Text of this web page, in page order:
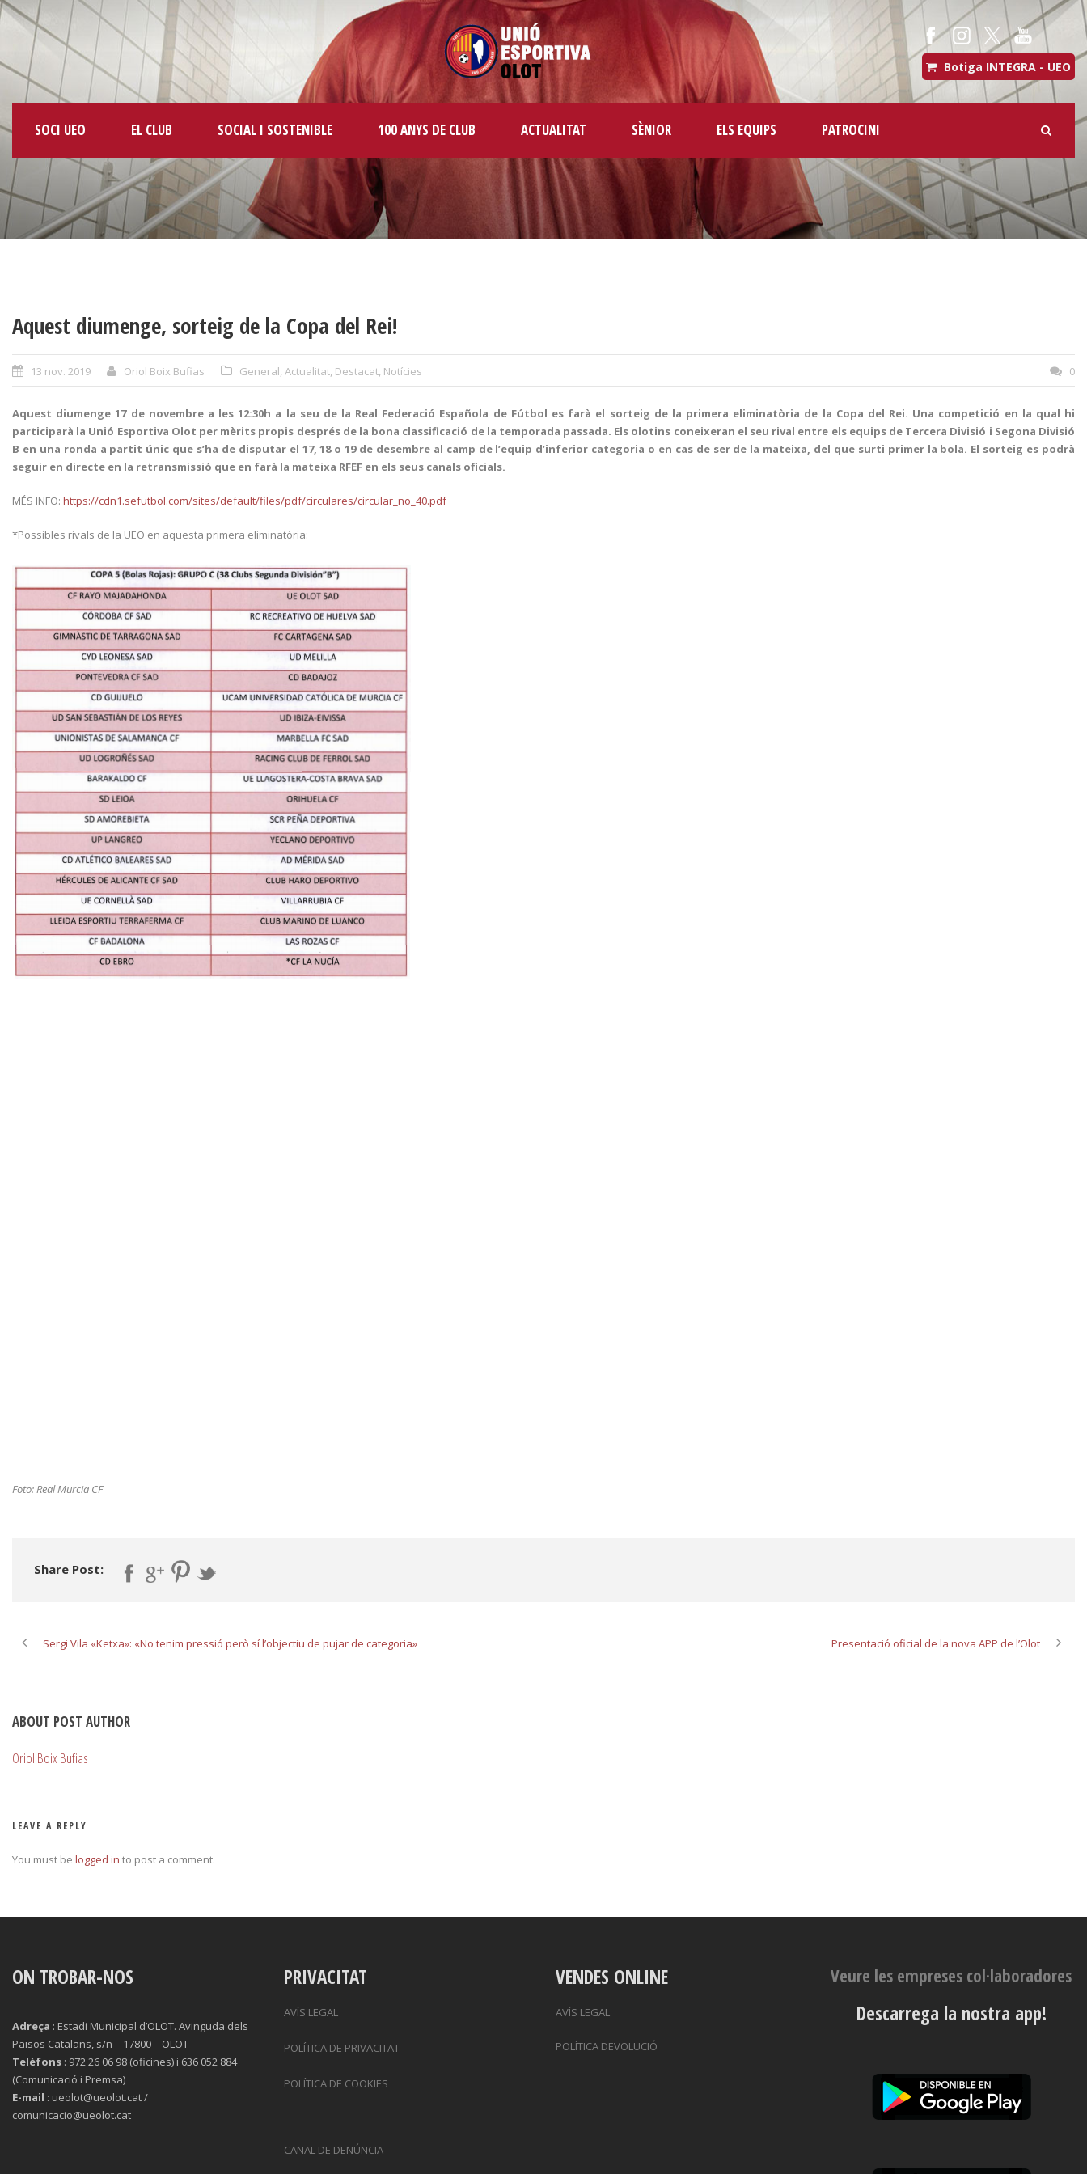
Botiga INTEGRA - UEO
SOCI UEO EL CLUB SOCIAL I SOSTENIBLE 100 ANYS DE CLUB ACTUALITAT SÈNIOR ELS EQUIPS PATROCINI
Aquest diumenge, sorteig de la Copa del Rei!
13 nov. 2019 Oriol Boix Bufias General Actualitat Destacat Notícies 0
Aquest diumenge 17 de novembre a les 12:30h a la seu de la Real Federació Española de Fútbol es farà el sorteig de la primera eliminatòria de la Copa del Rei. Una competició en la qual hi
participarà la Unió Esportiva Olot per mèrits propis després de la bona classificació de la temporada passada. Els olotins coneixeran el seu rival entre els equips de Tercera Divisió i Segona Divisió
B en una ronda a partit únic que s’ha de disputar el 17, 18 o 19 de desembre al camp de l’equip d’inferior categoria o en cas de ser de la mateixa, del que surti primer la bola. El sorteig es podrà
seguir en directe en la retransmissió que en farà la mateixa RFEF en els seus canals oficials.
MÉS INFO: https://cdn1.sefutbol.com/sites/default/files/pdf/circulares/circular_no_40.pdf
*Possibles rivals de la UEO en aquesta primera eliminatòria:
Foto: Real Murcia CF
Share Post:
Sergi Vila «Ketxa»: «No tenim pressió però sí l’objectiu de pujar de categoria» Presentació oficial de la nova APP de l’Olot
ABOUT POST AUTHOR
Oriol Boix Bufias
LEAVE A REPLY
You must be logged in to post a comment.
ON TROBAR-NOS
Adreça : Estadi Municipal d’OLOT. Avinguda dels
Països Catalans, s/n – 17800 – OLOT
Telèfons : 972 26 06 98 (oficines) i 636 052 884
(Comunicació i Premsa)
E-mail : ueolot@ueolot.cat /
comunicacio@ueolot.cat
PRIVACITAT
AVÍS LEGAL
POLÍTICA DE PRIVACITAT
POLÍTICA DE COOKIES
CANAL DE DENÚNCIA
VENDES ONLINE
AVÍS LEGAL
POLÍTICA DEVOLUCIÓ
Veure les empreses col·laboradores
Descarrega la nostra app!